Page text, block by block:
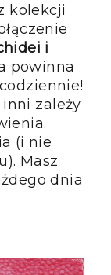
kolekcji
i
powinna
zależy
(i nie
Masz
dnia